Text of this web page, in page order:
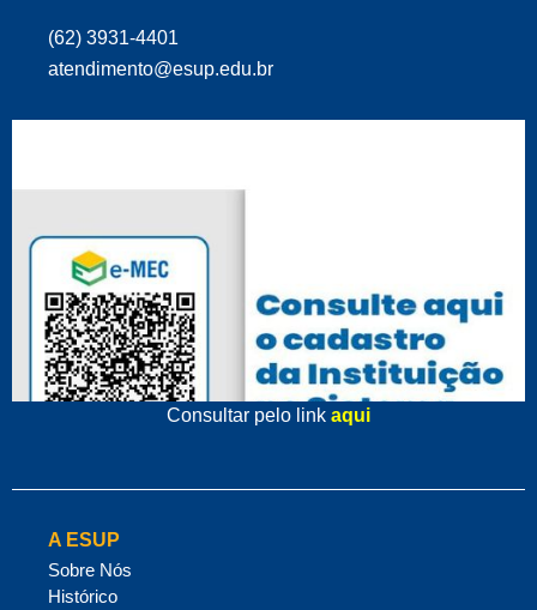
(62) 3931-4401
‌atendimento@esup.edu.br
Consultar pelo link aqui
A ESUP
Sobre Nós
Histórico